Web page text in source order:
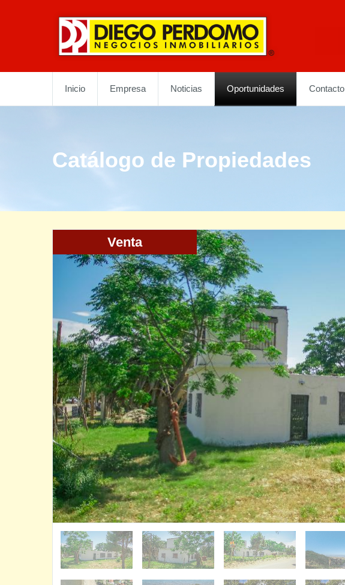
Inicio Empresa Noticias Oportunidades Contacto
Catálogo de Propiedades
Venta